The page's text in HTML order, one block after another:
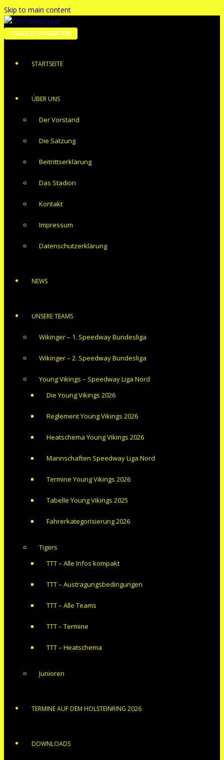
Skip to main content
TOGGLE NAVIGATION
STARTSEITE
ÜBER UNS
Der Vorstand
Die Satzung
Beitrittserklärung
Das Stadion
Kontakt
Impressum
Datenschutzerklärung
NEWS
UNSERE TEAMS
Wikinger – 1. Speedway Bundesliga
Wikinger – 2. Speedway Bundesliga
Young Vikings – Speedway Liga Nord
Die Young Vikings 2026
Reglement Young Vikings 2026
Heatschema Young Vikings 2026
Mannschaften Speedway Liga Nord
Termine Young Vikings 2026
Tabelle Young Vikings 2025
Fahrerkategorisierung 2026
Tigers
TTT – Alle Infos kompakt
TTT – Austragungsbedingungen
TTT – Alle Teams
TTT – Termine
TTT – Heatschema
Junioren
TERMINE AUF DEM HOLSTEINRING 2026
DOWNLOADS